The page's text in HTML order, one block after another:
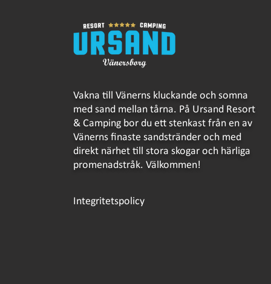
Vakna till Vänerns kluckande och somna
med sand mellan tårna. På Ursand Resort
& Camping bor du ett stenkast från en av
Vänerns finaste sandstränder och med
direkt närhet till stora skogar och härliga
promenadstråk. Välkommen!
Integritetspolicy